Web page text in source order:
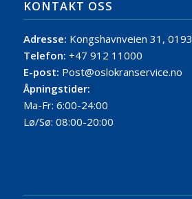
KONTAKT OSS
Adresse: Kongshavnveien 31,
Telefon: +47 912 11000
E-post: Post@oslokranservice.no
Åpningstider:
Ma-Fr: 6:00-24:00
Lø/Sø: 08:00-20:00